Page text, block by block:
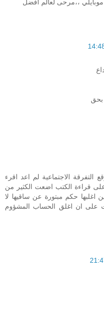
،،مرحى لعالم افضل
بحق
الاجتماعية لم اعد اقرء
قراءة الكتب اضعت الكثير من
اغلبها حكم مبتورة عن ساقيها لا
على ان اغلق الحساب المشؤوم